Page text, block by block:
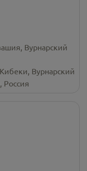
Вурнарский
Вурнарский
Россия